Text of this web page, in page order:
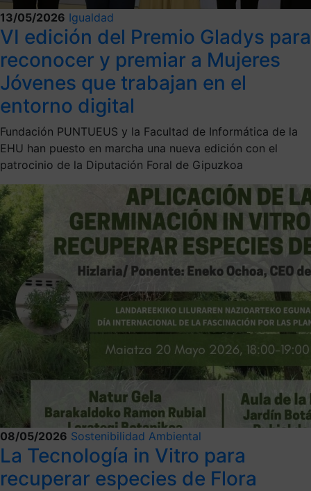
13/05/2026 Igualdad
VI edición del Premio Gladys para
reconocer y premiar a Mujeres
Jóvenes que trabajan en el
entorno digital
Fundación PUNTUEUS y la Facultad de Informática de la
EHU han puesto en marcha una nueva edición con el
patrocinio de la Diputación Foral de Gipuzkoa
08/05/2026 Sostenibilidad Ambiental
La Tecnología in Vitro para
recuperar especies de Flora